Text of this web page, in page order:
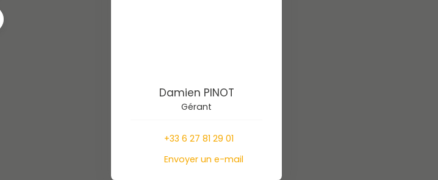
Damien PINOT
Gérant
+33 6 27 81 29 01
Envoyer un e-mail